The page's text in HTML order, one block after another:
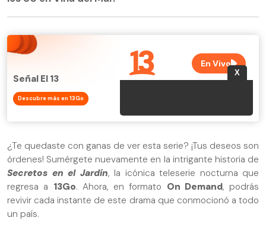
Señal El 13
Descubre más en 13Go
¿Te quedaste con ganas de ver esta serie? ¡Tus deseos son
órdenes! Sumérgete nuevamente en la intrigante historia de
Secretos en el Jardín, la icónica teleserie nocturna que
regresa a 13Go. Ahora, en formato On Demand, podrás
revivir cada instante de este drama que conmocionó a todo
un país.